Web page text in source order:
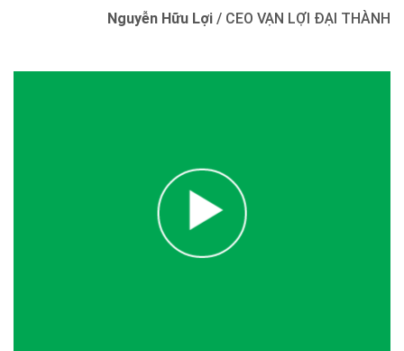
Nguyễn Hữu Lợi / CEO VẠN LỢI ĐẠI THÀNH